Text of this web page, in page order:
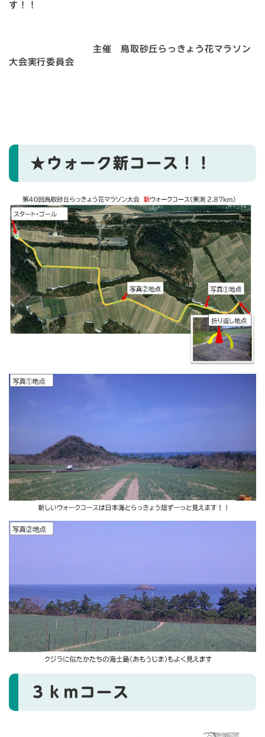
す！！
主催 鳥取砂丘らっきょう花マラソン
大会実行委員会
★ウォーク新コース！！
３ｋｍコース